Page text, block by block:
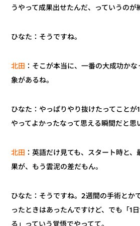
うやって成果出せたんだ、っていうのが
ひなた：そうですね。
北田 ：そこが本当に、一番の大成功か
象があるね。
ひなた：やっぱりやり抜けたってことが
やってよかったなって思える瞬間だと思
北田 ：英語だけ見ても、スタート時と
果が、もう雲泥の差だもん。
ひなた：そうですね。2週間の手術とか
ったときはあったんですけど、でも「1